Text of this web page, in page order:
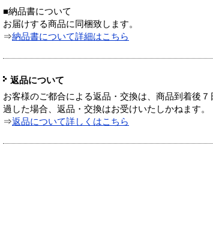
■納品書について
お届けする商品に同梱致します。
⇒納品書について詳細はこちら
返品について
お客様のご都合による返品・交換は、商品到着後
過した場合、返品・交換はお受けいたしかねます。
⇒返品について詳しくはこちら